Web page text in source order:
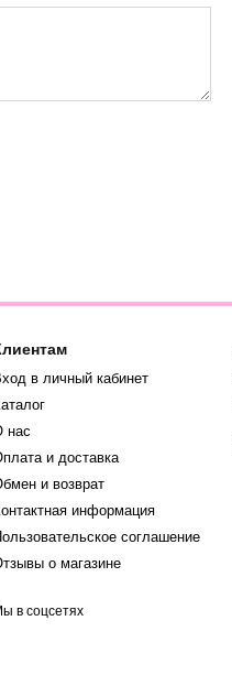
в личный кабинет
нас
и доставка
и возврат
информация
соглашение
о магазине
в соцсетях